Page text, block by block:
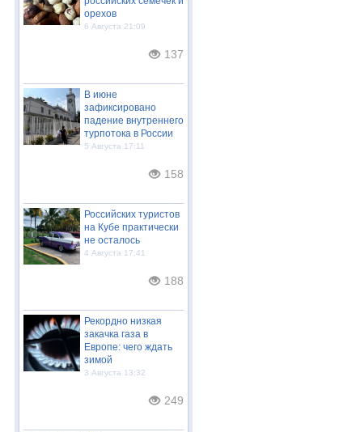
орехов
6 Августа 21:09
137
В июне
зафиксировано
падение внутреннего
турпотока в России
5 Августа 17:11
158
Российских туристов
на Кубе практически
не осталось
4 Августа 17:41
188
Рекордно низкая
закачка газа в
Европе: чего ждать
зимой
3 Августа 13:32
249